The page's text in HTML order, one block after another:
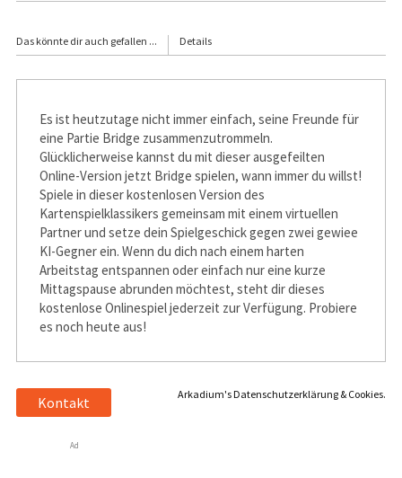
Das könnte dir auch gefallen ... Details
Es ist heutzutage nicht immer einfach, seine Freunde für
eine Partie Bridge zusammenzutrommeln.
Glücklicherweise kannst du mit dieser ausgefeilten
Online-Version jetzt Bridge spielen, wann immer du willst!
Spiele in dieser kostenlosen Version des
Kartenspielklassikers gemeinsam mit einem virtuellen
Partner und setze dein Spielgeschick gegen zwei gewiefte
KI-Gegner ein. Wenn du dich nach einem harten
Arbeitstag entspannen oder einfach nur eine kurze
Mittagspause abrunden möchtest, steht dir dieses
kostenlose Onlinespiel jederzeit zur Verfügung. Probiere
es noch heute aus!
Arkadium's Datenschutzerklärung & Cookies.
Kontakt
Ad